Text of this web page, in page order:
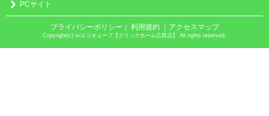
PCサイト
プライバシーポリシー ｜ 利用規約 ｜アクセスマップ
Copyright(c) ㈱エコキューブ【クリックホーム広島店】 All rights reserved.